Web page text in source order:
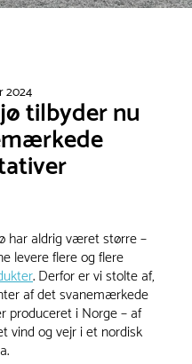
2024
tilbyder nu
har aldrig været større –
levere flere og flere
. Derfor er vi stolte af,
af det svanemærkede
produceret i Norge – af
vind og vejr i et nordisk